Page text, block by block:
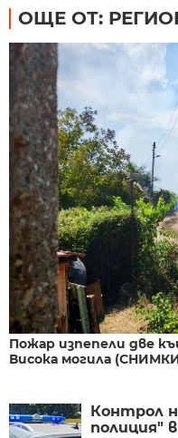
ОЩЕ ОТ:
Пожар изпепели две
Висока могила
Контрол
полиция"